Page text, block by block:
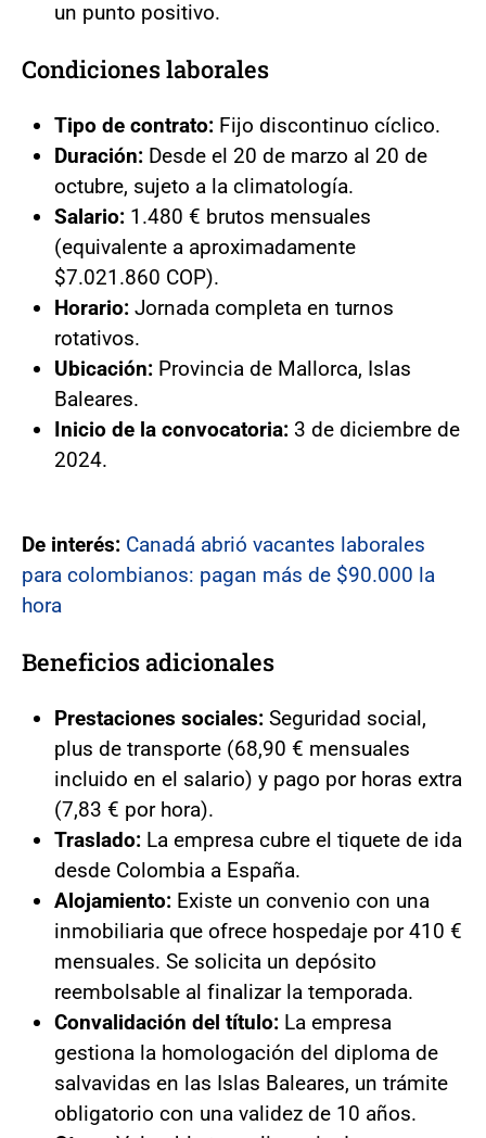
un punto positivo.
Condiciones laborales
Tipo de contrato: Fijo discontinuo cíclico.
Duración: Desde el 20 de marzo al 20 de
octubre, sujeto a la climatología.
Salario: 1.480 € brutos mensuales
(equivalente a aproximadamente
$7.021.860 COP).
Horario: Jornada completa en turnos
rotativos.
Ubicación: Provincia de Mallorca, Islas
Baleares.
Inicio de la convocatoria: 3 de diciembre de
2024.
De interés: Canadá abrió vacantes laborales
para colombianos: pagan más de $90.000 la
hora
Beneficios adicionales
Prestaciones sociales: Seguridad social,
plus de transporte (68,90 € mensuales
incluido en el salario) y pago por horas extra
(7,83 € por hora).
Traslado: La empresa cubre el tiquete de ida
desde Colombia a España.
Alojamiento: Existe un convenio con una
inmobiliaria que ofrece hospedaje por 410 €
mensuales. Se solicita un depósito
reembolsable al finalizar la temporada.
Convalidación del título: La empresa
gestiona la homologación del diploma de
salvavidas en las Islas Baleares, un trámite
obligatorio con una validez de 10 años.